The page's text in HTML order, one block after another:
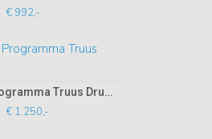
€ 992,-
Het Feniks Programma Truus Druyts
€ 1.250,-